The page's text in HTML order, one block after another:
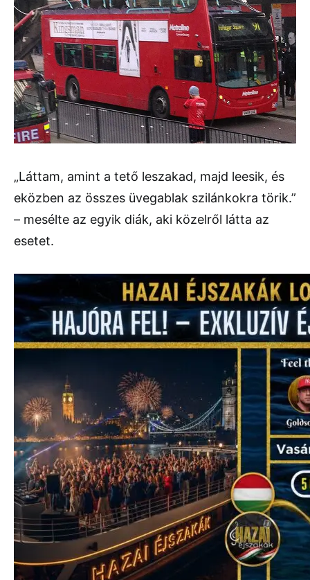
„Láttam, amint a tető leszakad, majd leesik, és
eközben az összes üvegablak szilánkokra törik.”
– mesélte az egyik diák, aki közelről látta az
esetet.